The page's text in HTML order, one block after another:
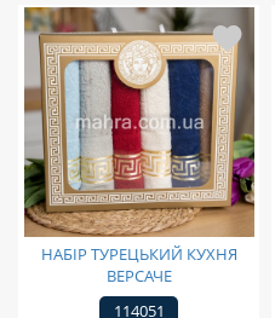
НАБІР ТУРЕЦЬКИЙ КУХНЯ
ВЕРСАЧЕ
114051